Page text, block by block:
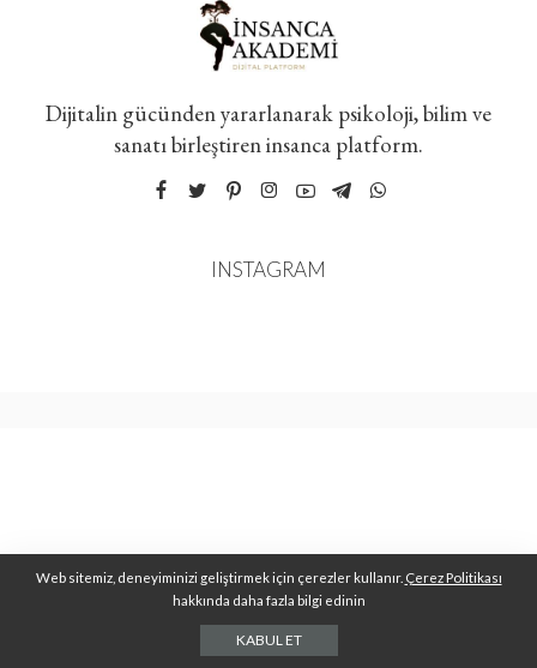
Dijitalin gücünden yararlanarak psikoloji, bilim ve
sanatı birleştiren insanca platform.
INSTAGRAM
Web sitemiz, deneyiminizi geliştirmek için çerezler kullanır. Çerez Politikası
hakkında daha fazla bilgi edinin
KABUL ET